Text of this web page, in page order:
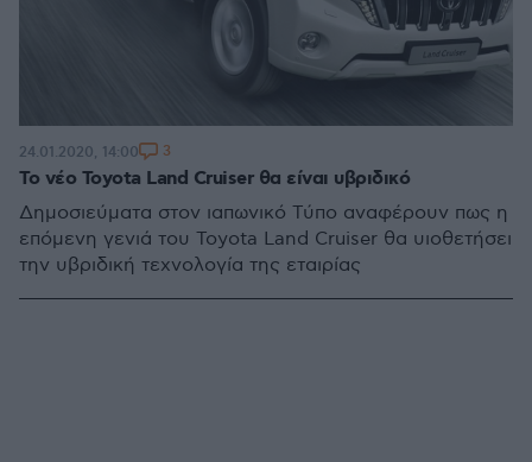
Το νέο Toyota Land Cruiser θα είναι υβριδικό
Δημοσιεύματα στον ιαπωνικό Τύπο αναφέρουν πως η
επόμενη γενιά του Toyota Land Cruiser θα υιοθετήσει
την υβριδική τεχνολογία της εταιρίας
24.01.2020, 14:00 3